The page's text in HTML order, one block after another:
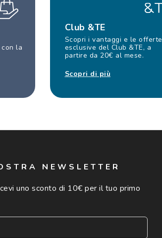
la
Club &TE
Scopri i vantaggi e le offerte
esclusive del Club &TE, a
partire da 20€ al mese.
Scopri di più
NEWSLETTER
uno sconto di 10€ per il tuo primo